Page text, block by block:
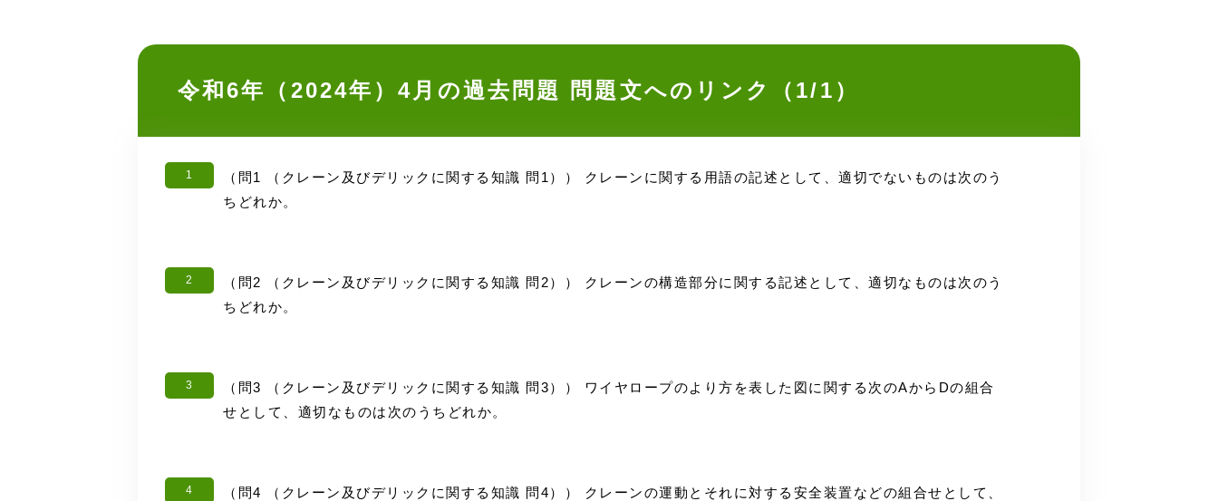
令和6年（2024年）4月の過去問題 問題文へのリンク（1/1）
1
（問1 （クレーン及びデリックに関する知識 問1）） クレーンに関する用語の記述として、適切でないものは次のう
ちどれか。
2
（問2 （クレーン及びデリックに関する知識 問2）） クレーンの構造部分に関する記述として、適切なものは次のう
ちどれか。
3
（問3 （クレーン及びデリックに関する知識 問3）） ワイヤロープのより方を表した図に関する次のAからDの組合
せとして、適切なものは次のうちどれか。
4
（問4 （クレーン及びデリックに関する知識 問4）） クレーンの運動とそれに対する安全装置などの組合せとして、